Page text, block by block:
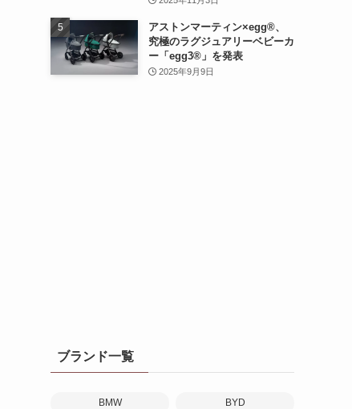
アストンマーティン×egg®、
究極のラグジュアリーベビーカ
ー「egg3®」を発表
2025年9月9日
ブランド一覧
BMW BYD